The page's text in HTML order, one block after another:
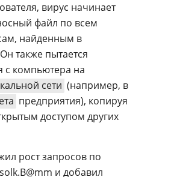
вирус начинает
файл по всем
найденным в
также пытается
с компьютера на
сети (например, в
предприятия), копируя
доступом других
рост запросов по
и добавил